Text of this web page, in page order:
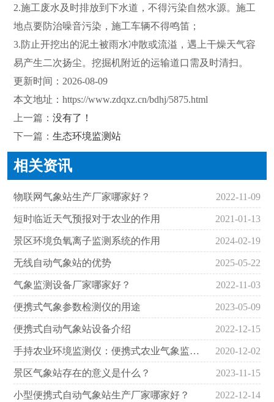
2.施工废水及时排放到下水道，不得污染自然水源。施工
地点要防治噪音污染，施工车辆不得鸣笛；
3.防止开挖出的泥土被雨水冲散或流溢，遇上干燥天气容
易产生二次扬尘。挖掘机附近的运输道口需及时清扫。
更新时间：2026-08-09
本文地址： https://www.zdqxz.cn/bdhj/5875.html
上一篇： 没有了！
下一篇： 生态环境监测站
相关资讯
物联网气象站生产厂家哪家好？ 2022-11-09
短时临近天气预报对于农业的作用 2021-01-13
景区环境负氧离子监测系统的作用 2024-02-19
无线自动气象站的优势 2025-05-22
气象监测设备厂家哪家好？ 2022-11-03
便携式气象参数检测仪的用途 2023-05-09
便携式自动气象站设备介绍 2022-12-15
手持农业环境监测仪：便携式农业气象监测设备 2020-12-02
景区气象站存在的意义是什么？ 2023-11-15
小型便携式自动气象站生产厂家哪家好？ 2022-12-14